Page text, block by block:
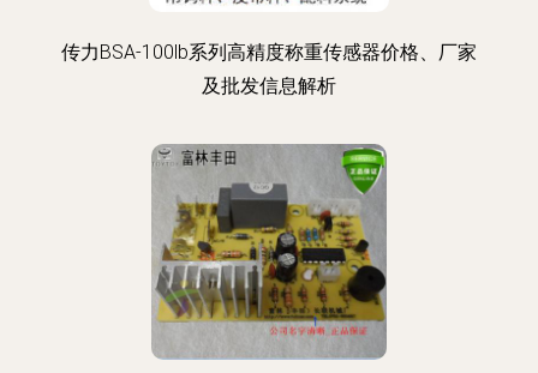
传力BSA-100lb系列高精度称重传感器价格、厂家
及批发信息解析